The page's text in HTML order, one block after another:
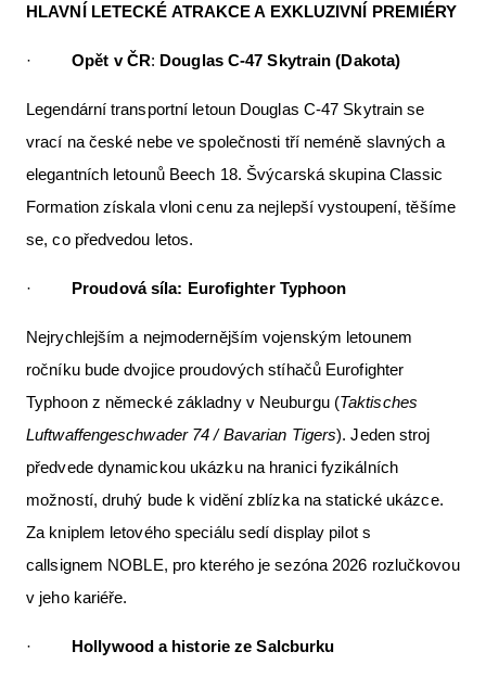
HLAVNÍ LETECKÉ ATRAKCE A EXKLUZIVNÍ PREMIÉRY
· Opět v ČR: Douglas C-47 Skytrain (Dakota)
Legendární transportní letoun Douglas C-47 Skytrain se
vrací na české nebe ve společnosti tří neméně slavných a
elegantních letounů Beech 18. Švýcarská skupina Classic
Formation získala vloni cenu za nejlepší vystoupení, těšíme
se, co předvedou letos.
· Proudová síla: Eurofighter Typhoon
Nejrychlejším a nejmodernějším vojenským letounem
ročníku bude dvojice proudových stíhačů Eurofighter
Typhoon z německé základny v Neuburgu (Taktisches
Luftwaffengeschwader 74 / Bavarian Tigers). Jeden stroj
předvede dynamickou ukázku na hranici fyzikálních
možností, druhý bude k vidění zblízka na statické ukázce.
Za kniplem letového speciálu sedí display pilot s
callsignem NOBLE, pro kterého je sezóna 2026 rozlučkovou
v jeho kariéře.
· Hollywood a historie ze Salcburku